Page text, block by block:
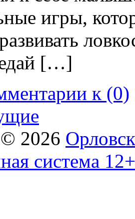
игры,
[…]
к (0)
2026
система 12+